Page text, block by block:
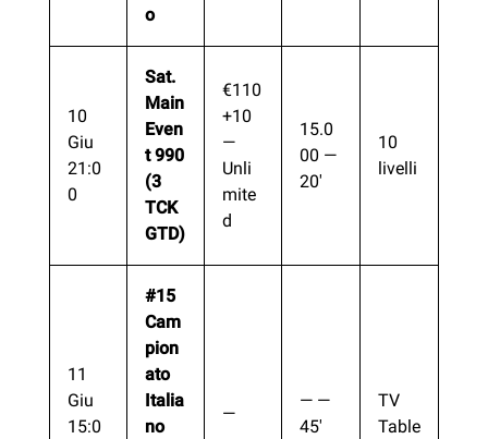
o
10
Giu
21:0
0
Sat.
Main
Even
t 990
(3
TCK
GTD)
€110
+10
—
Unli
mite
d
15.0
00 —
20′
10
livelli
11
Giu
15:0
#15
Cam
pion
ato
Italia
no
—
— —
45′
TV
Table